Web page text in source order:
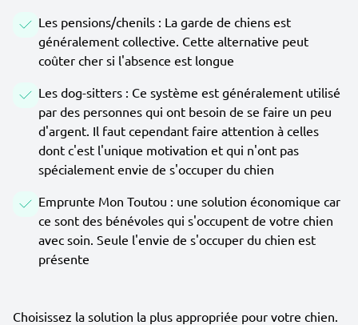
Les pensions/chenils : La garde de chiens est
généralement collective. Cette alternative peut
coûter cher si l'absence est longue
Les dog-sitters : Ce système est généralement utilisé
par des personnes qui ont besoin de se faire un peu
d'argent. Il faut cependant faire attention à celles
dont c'est l'unique motivation et qui n'ont pas
spécialement envie de s'occuper du chien
Emprunte Mon Toutou : une solution économique car
ce sont des bénévoles qui s'occupent de votre chien
avec soin. Seule l'envie de s'occuper du chien est
présente
Choisissez la solution la plus appropriée pour votre chien.